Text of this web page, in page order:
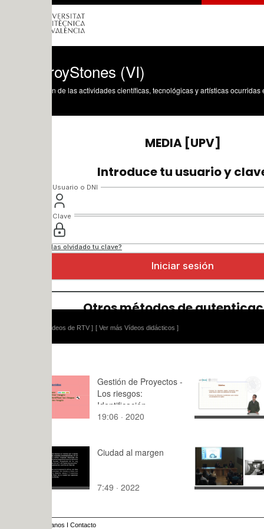
(VI)
de las actividades científicas, tecnológicas y artísticas ocurridas en los tres
[ Ver más Vídeos didácticos ]
Gestión de Proyectos -
Los riesgos:
Identificación
19:06 · 2020
Las
capital.
legales
9:45 · 2013
Ciudad al margen
7:49 · 2022
FRANZ
77:38 ·